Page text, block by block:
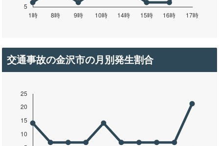
交通事故の金沢市の月別発生割合